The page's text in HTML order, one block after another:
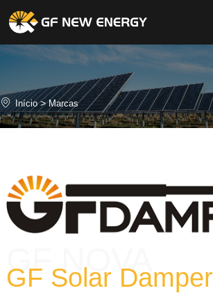
Início>Marcas
GF NOVA
GF Solar Damper